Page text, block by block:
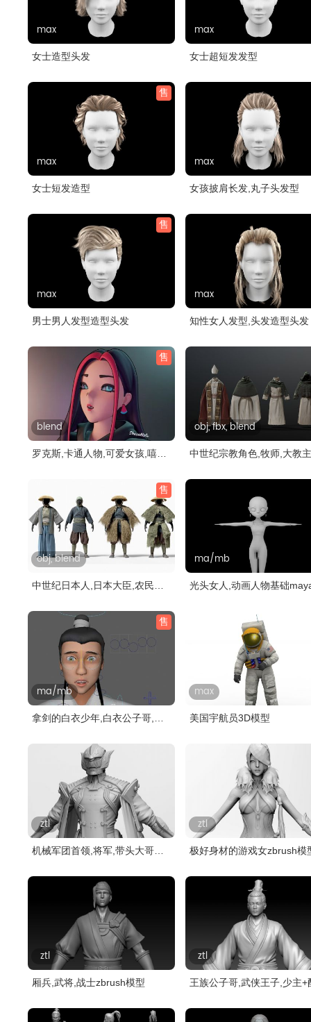
max
女士造型头发
max
女士超短发发型
售
max
女士短发造型
max
女孩披肩长发,丸子头发型
售
max
男士男人发型造型头发
max
知性女人发型,头发造型头发
售
blend
罗克斯,卡通人物,可爱女孩,嘻哈
obj, fbx, blend
中世纪宗教角色,牧师,大教
售
obj, blend
中世纪日本人,日本大臣,农民角
ma/mb
光头女人,动画人物基础
售
ma/mb
拿剑的白衣少年,白衣公子哥,武
max
美国宇航员3D模型
ztl
机械军团首领,将军,带头大哥
ztl
极好身材的游戏女zbrush模
ztl
厢兵,武将,战士zbrush模型
ztl
王族公子哥,武侠王子,少主+